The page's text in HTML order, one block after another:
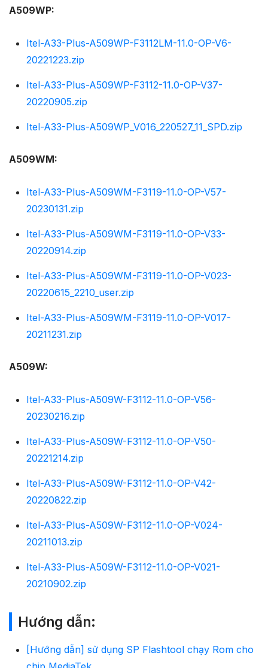
A509WP:
Itel-A33-Plus-A509WP-F3112LM-11.0-OP-V6-
20221223.zip
Itel-A33-Plus-A509WP-F3112-11.0-OP-V37-
20220905.zip
Itel-A33-Plus-A509WP_V016_220527_11_SPD.zip
A509WM:
Itel-A33-Plus-A509WM-F3119-11.0-OP-V57-
20230131.zip
Itel-A33-Plus-A509WM-F3119-11.0-OP-V33-
20220914.zip
Itel-A33-Plus-A509WM-F3119-11.0-OP-V023-
20220615_2210_user.zip
Itel-A33-Plus-A509WM-F3119-11.0-OP-V017-
20211231.zip
A509W:
Itel-A33-Plus-A509W-F3112-11.0-OP-V56-
20230216.zip
Itel-A33-Plus-A509W-F3112-11.0-OP-V50-
20221214.zip
Itel-A33-Plus-A509W-F3112-11.0-OP-V42-
20220822.zip
Itel-A33-Plus-A509W-F3112-11.0-OP-V024-
20211013.zip
Itel-A33-Plus-A509W-F3112-11.0-OP-V021-
20210902.zip
Hướng dẫn:
[Hướng dẫn] sử dụng SP Flashtool chạy Rom cho